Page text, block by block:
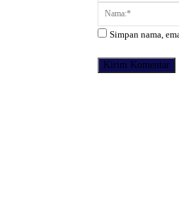
Komentar:
Simpan nama,